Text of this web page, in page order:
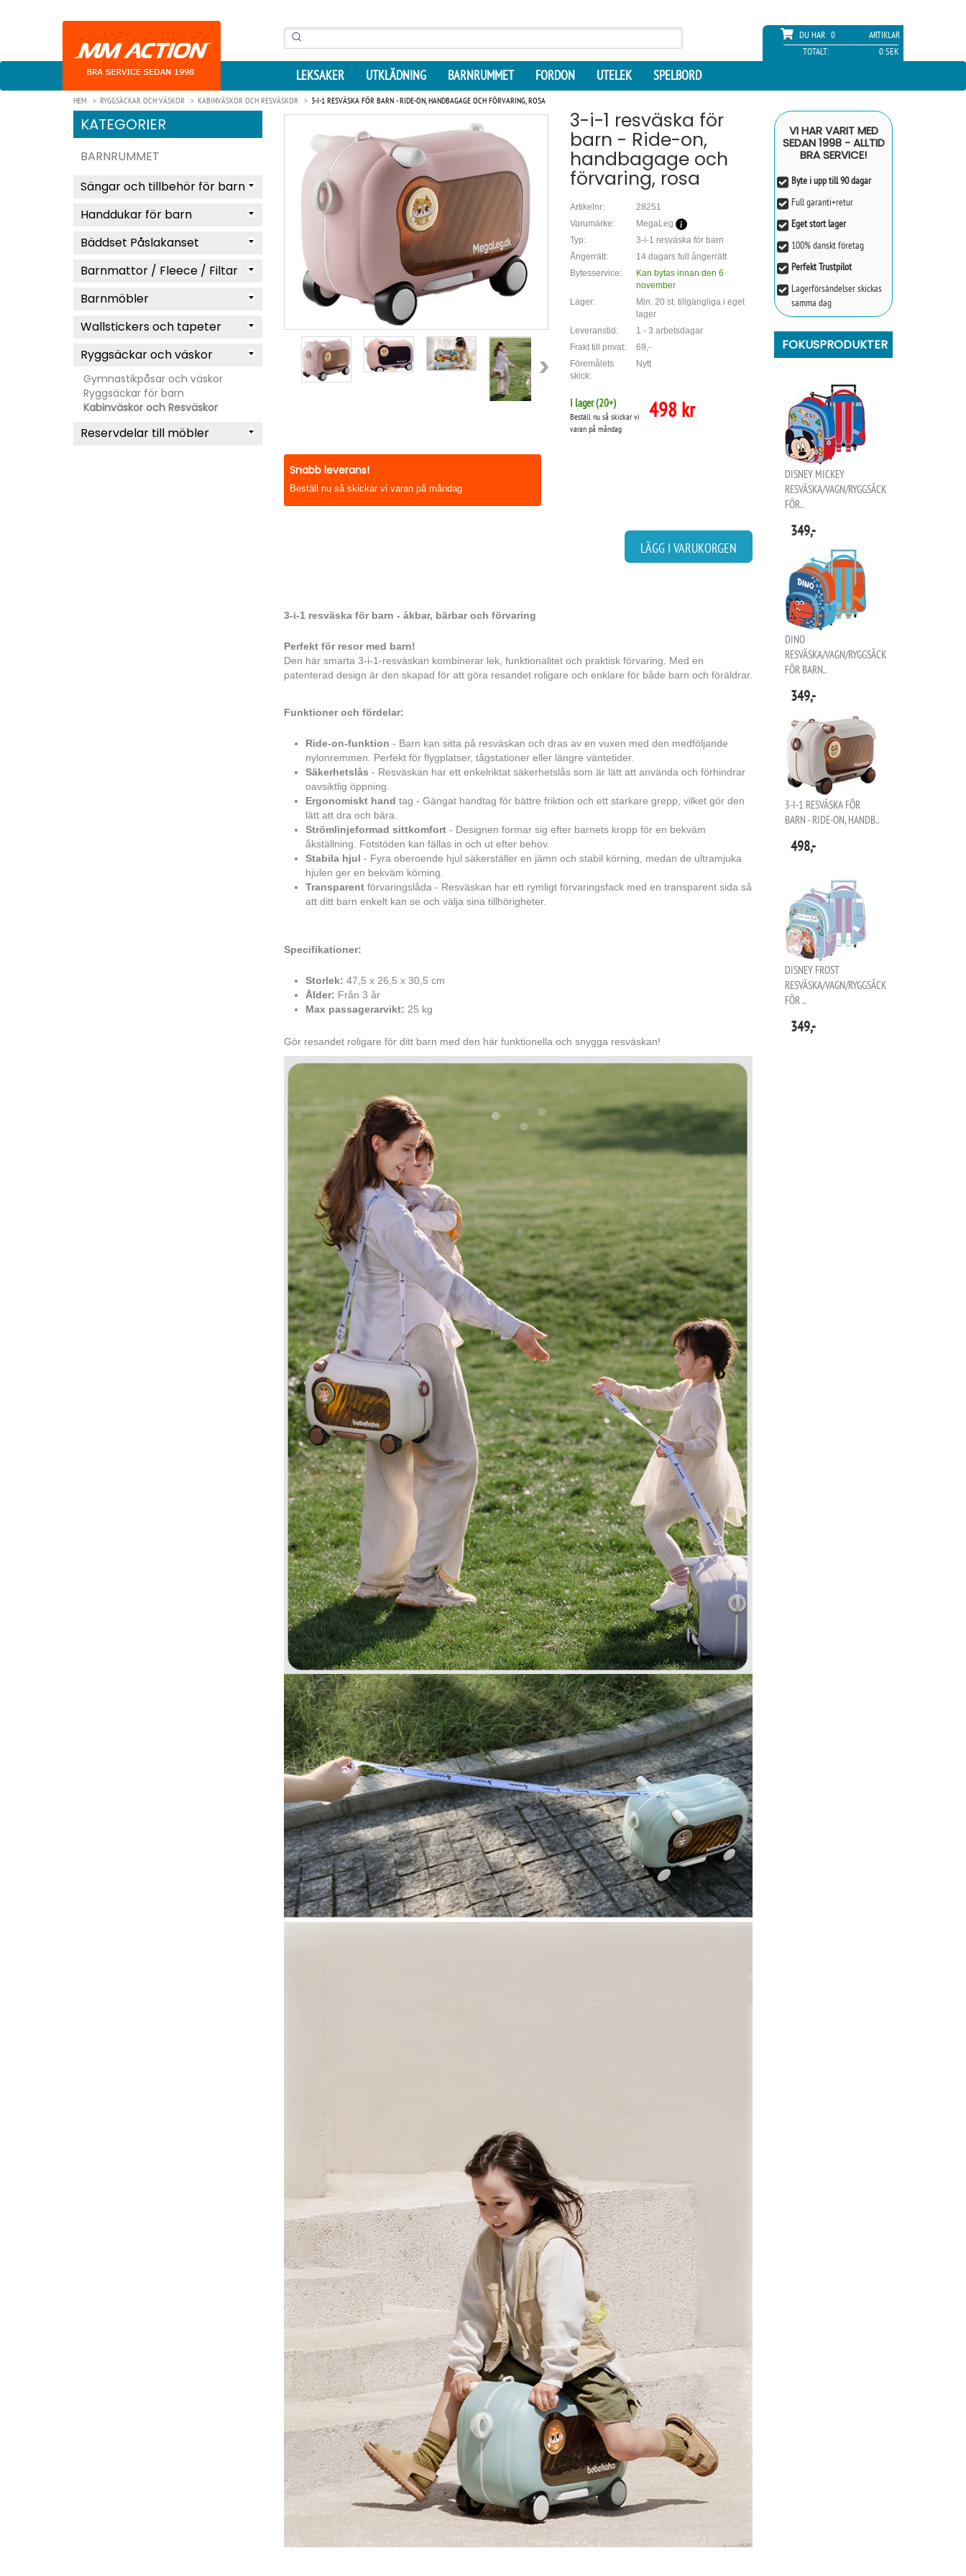
DU HAR 0
ARTIKLAR
TOTALT:
0 SEK
LEKSAKER UTKLÄDNING BARNRUMMET FORDON UTELEK SPELBORD
HEM RYGGSÄCKAR OCH VÄSKOR KABINVÄSKOR OCH RESVÄSKOR 3-I-1 RESVÄSKA FÖR BARN - RIDE-ON, HANDBAGAGE OCH FÖRVARING, ROSA
KATEGORIER
BARNRUMMET
Sängar och tillbehör för barn
Handdukar för barn
Bäddset Påslakanset
Barnmattor / Fleece / Filtar
Barnmöbler
Wallstickers och tapeter
Ryggsäckar och väskor
Gymnastikpåsar och väskor
Ryggsäckar för barn
Kabinväskor och Resväskor
Reservdelar till möbler
Snabb leverans!
Beställ nu så skickar vi varan på måndag
3-i-1 resväska för
barn - Ride-on,
handbagage och
förvaring, rosa
Artikelnr:
28251
Varumärke:
MegaLeg
Typ:
3-i-1 resväska för barn
Ångerrätt:
14 dagars full ångerrätt
Bytesservice:
Kan bytas innan den 6
november
Lager:
Min. 20 st. tillgängliga i eget
lager
Leveranstid:
1 - 3 arbetsdagar
Frakt till privat:
69,-
Föremålets
skick:
Nytt
I lager (20+)
Beställ nu så skickar vi
varan på måndag
498 kr
LÄGG I VARUKORGEN
3-i-1 resväska för barn - åkbar, bärbar och förvaring
Perfekt för resor med barn!
Den här smarta 3-i-1-resväskan kombinerar lek, funktionalitet och praktisk förvaring. Med en
patenterad design är den skapad för att göra resandet roligare och enklare för både barn och föräldrar.
Funktioner och fördelar:
Ride-on-funktion - Barn kan sitta på resväskan och dras av en vuxen med den medföljande
nylonremmen. Perfekt för flygplatser, tågstationer eller längre väntetider.
Säkerhetslås - Resväskan har ett enkelriktat säkerhetslås som är lätt att använda och förhindrar
oavsiktlig öppning.
Ergonomiskt hand tag - Gängat handtag för bättre friktion och ett starkare grepp, vilket gör den
lätt att dra och bära.
Strömlinjeformad sittkomfort- Designen formar sig efter barnets kropp för en bekväm
åkställning. Fotstöden kan fällas in och ut efter behov.
Stabila hjul - Fyra oberoende hjul säkerställer en jämn och stabil körning, medan de ultramjuka
hjulen ger en bekväm körning.
Transparentförvaringslåda - Resväskan har ett rymligt förvaringsfack med en transparent sida så
att ditt barn enkelt kan se och välja sina tillhörigheter.
Specifikationer:
Storlek: 47,5 x 26,5 x 30,5 cm
Ålder: Från 3 år
Max passagerarvikt: 25 kg
Gör resandet roligare för ditt barn med den här funktionella och snygga resväskan!
VI HAR VARIT MED
SEDAN 1998 - ALLTID
BRA SERVICE!
Byte i upp till 90 dagar
Full garanti+retur
Eget stort lager
100% danskt företag
Perfekt Trustpilot
Lagerförsändelser skickas
samma dag
FOKUSPRODUKTER
DISNEY MICKEY
RESVÄSKA/VAGN/RYGGSÄCK
FÖR..
349,-
DINO
RESVÄSKA/VAGN/RYGGSÄCK
FÖR BARN..
349,-
3-I-1 RESVÄSKA FÖR
BARN - RIDE-ON, HANDB..
498,-
DISNEY FROST
RESVÄSKA/VAGN/RYGGSÄCK
FÖR ..
349,-